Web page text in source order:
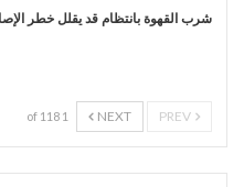
شرب القهوة بانتظام قد يقلل خطر
NEXT
1 of 118